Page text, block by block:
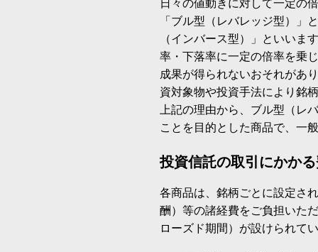
日々の値動きに対して一定の
「ブル型（レバレッジ型）」
（インバース型）」といいま
率・下落率に一定の倍率を乗
成果が得られないおそれがあ
資対象物や投資手法により銘
上記の理由から、ブル型（レ
ことを目的とした商品で、一
投資信託の取引にかか
各商品は、銘柄ごとに設定さ
酬）等の諸経費をご負担いた
ローズド期間）が設けられて